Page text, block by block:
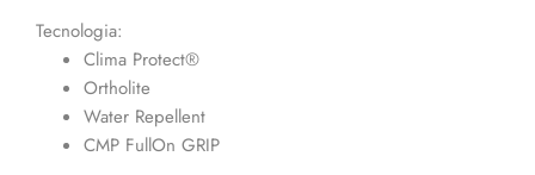
Tecnologia:
Clima Protect®
Ortholite
Water Repellent
CMP FullOn GRIP